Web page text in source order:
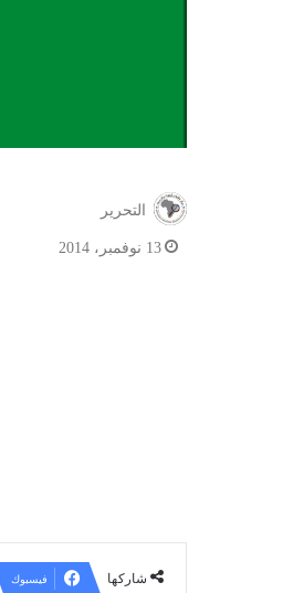
التحرير
13 نوفمبر، 2014
شاركها فيسبوك